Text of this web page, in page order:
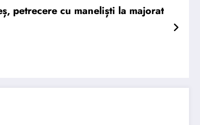
petrecere cu maneliști la majorat